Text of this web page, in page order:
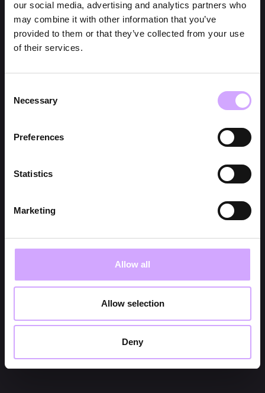
our social media, advertising and analytics partners who
may combine it with other information that you’ve
provided to them or that they’ve collected from your use
of their services.
Selection
Necessary
Preferences
Statistics
Marketing
Allow all
Allow selection
Deny